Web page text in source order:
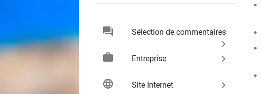
chat Sélection de commentaires
keyboard_arrow_right
work
Entreprise keyboard_arrow_right
language Site Internet keyboard_arrow_right